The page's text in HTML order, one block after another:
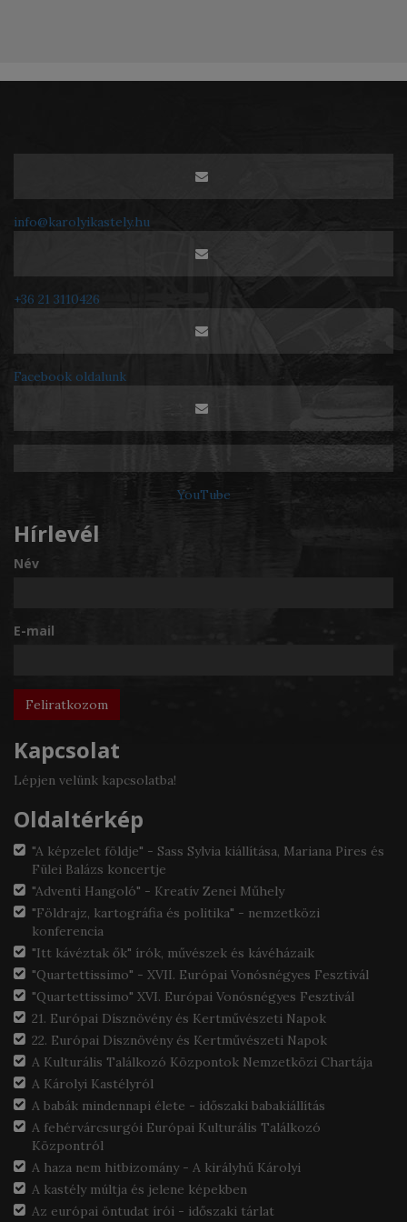
info@karolyikastely.hu
+36 21 3110426
Facebook oldalunk
YouTube
Hírlevél
Név
E-mail
Kapcsolat
Lépjen velünk kapcsolatba!
Oldaltérkép
"A képzelet földje" - Sass Sylvia kiállítása, Mariana Pires és
Fülei Balázs koncertje
"Adventi Hangoló" - Kreatív Zenei Műhely
"Földrajz, kartográfia és politika" - nemzetközi
konferencia
"Itt kávéztak ők" írók, művészek és kávéházaik
"Quartettissimo" - XVII. Európai Vonósnégyes Fesztivál
"Quartettissimo" XVI. Európai Vonósnégyes Fesztivál
21. Európai Dísznövény és Kertművészeti Napok
22. Európai Dísznövény és Kertművészeti Napok
A Kulturális Találkozó Központok Nemzetközi Chartája
A Károlyi Kastélyról
A babák mindennapi élete - időszaki babakiállítás
A fehérvárcsurgói Európai Kulturális Találkozó
Központról
A haza nem hitbizomány - A királyhű Károlyi
A kastély múltja és jelene képekben
Az európai öntudat írói - időszaki tárlat